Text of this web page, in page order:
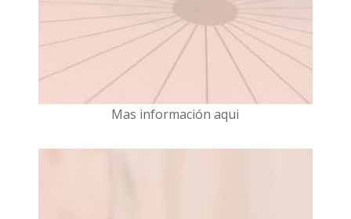
Mas información aqui